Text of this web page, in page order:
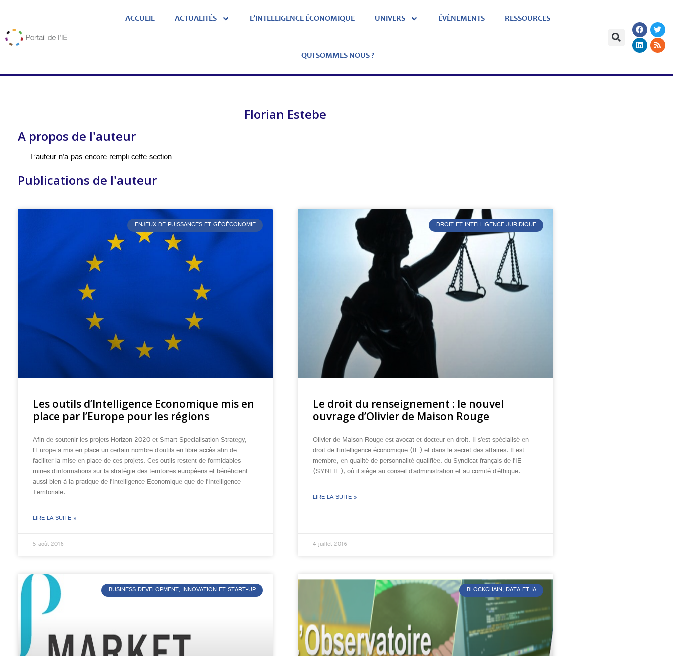
ACCUEIL ACTUALITÉS L’INTELLIGENCE ÉCONOMIQUE UNIVERS ÉVÈNEMENTS RESSOURCES
QUI SOMMES NOUS ?
Florian Estebe
A propos de l'auteur
L’auteur n’a pas encore rempli cette section
Publications de l'auteur
ENJEUX DE PUISSANCES ET GÉOÉCONOMIE
Les outils d’Intelligence Economique mis en
place par l’Europe pour les régions
Afin de soutenir les projets Horizon 2020 et Smart Specialisation Strategy,
l’Europe a mis en place un certain nombre d’outils en libre accès afin de
faciliter la mise en place de ces projets. Ces outils restent de formidables
mines d’informations sur la stratégie des territoires européens et bénéficient
aussi bien à la pratique de l’Intelligence Economique que de l’Intelligence
Territoriale.
LIRE LA SUITE »
5 août 2016
DROIT ET INTELLIGENCE JURIDIQUE
Le droit du renseignement : le nouvel
ouvrage d’Olivier de Maison Rouge
Olivier de Maison Rouge est avocat et docteur en droit. Il s’est spécialisé en
droit de l’intelligence économique (IE) et dans le secret des affaires. Il est
membre, en qualité de personnalité qualifiée, du Syndicat français de l’IE
(SYNFIE), où il siège au conseil d’administration et au comité d’éthique.
LIRE LA SUITE »
4 juillet 2016
BUSINESS DEVELOPMENT, INNOVATION ET START-UP BLOCKCHAIN, DATA ET IA